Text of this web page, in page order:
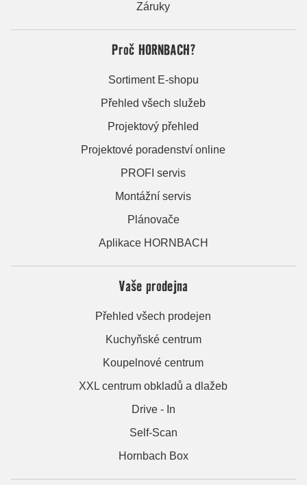
Záruky
Proč HORNBACH?
Sortiment E-shopu
Přehled všech služeb
Projektový přehled
Projektové poradenství online
PROFI servis
Montážní servis
Plánovače
Aplikace HORNBACH
Vaše prodejna
Přehled všech prodejen
Kuchyňské centrum
Koupelnové centrum
XXL centrum obkladů a dlažeb
Drive - In
Self-Scan
Hornbach Box